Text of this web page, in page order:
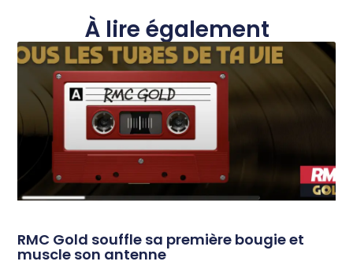
À lire également
RMC Gold souffle sa première bougie et
muscle son antenne